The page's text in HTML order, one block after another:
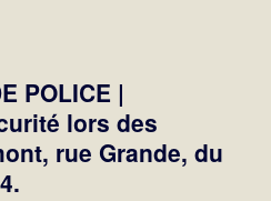
POLICE |
lors des
rue Grande, du